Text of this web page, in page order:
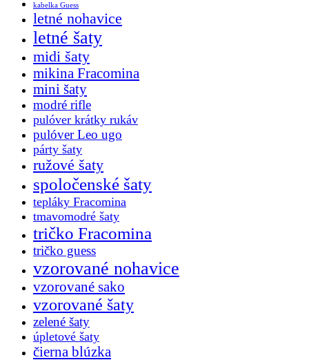
kabelka Guess
letné nohavice
letné šaty
midi šaty
mikina Fracomina
mini šaty
modré rifle
pulóver krátky rukáv
pulóver Leo ugo
párty šaty
ružové šaty
spoločenské šaty
tepláky Fracomina
tmavomodré šaty
tričko Fracomina
tričko guess
vzorované nohavice
vzorované sako
vzorované šaty
zelené šaty
úpletové šaty
čierna blúzka